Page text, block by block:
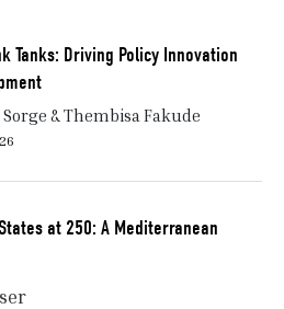
Tanks: Driving Policy Innovation
& Thembisa Fakude
at 250: A Mediterranean